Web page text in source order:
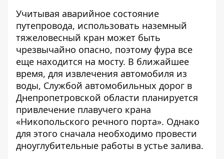
Учитывая аварийное состояние
путепровода, использовать наземный
тяжеловесный кран может быть
чрезвычайно опасно, поэтому фура все
еще находится на мосту. В ближайшее
время, для извлечения автомобиля из
воды, Службой автомобильных дорог в
Днепропетровской области планируется
привлечение плавучего крана
«Никопольского речного порта». Однако
для этого сначала необходимо провести
дноуглубительные работы в устье залива.